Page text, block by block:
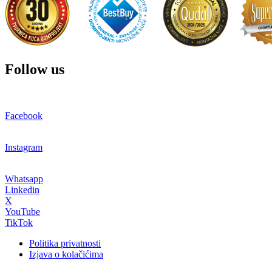
Follow us
Facebook
Instagram
Whatsapp
Linkedin
X
YouTube
TikTok
Politika privatnosti
Izjava o kolačićima